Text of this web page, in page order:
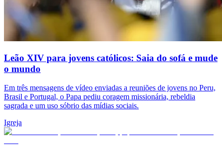
Leão XIV para jovens católicos: Saia do sofá e mude
o mundo
Em três mensagens de vídeo enviadas a reuniões de jovens no Peru,
Brasil e Portugal, o Papa pediu coragem missionária, rebeldia
sagrada e um uso sóbrio das mídias sociais.
Igreja